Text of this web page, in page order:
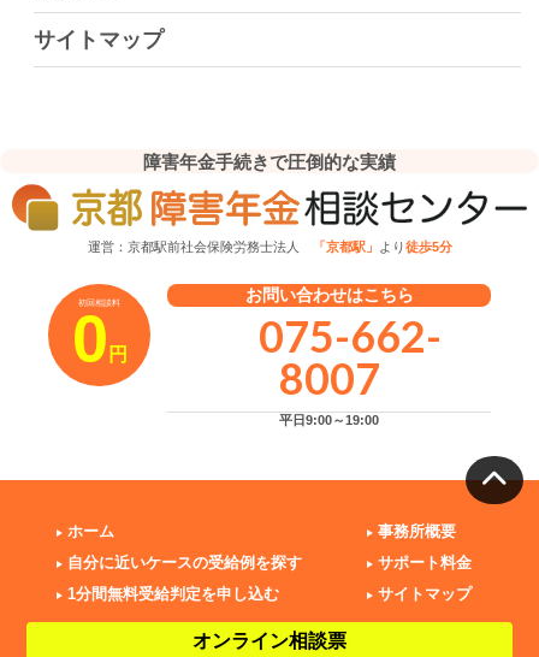
サイトマップ
障害年金手続きで圧倒的な実績
運営：京都駅前社会保険労務士法人 「京都駅」 より徒歩5分
初回相談料
0 円
お問い合わせはこちら
075-662-
8007
平日9:00～19:00
ホーム
自分に近いケースの受給例を探す
1分間無料受給判定を申し込む
事務所概要
サポート料金
サイトマップ
オンライン相談票